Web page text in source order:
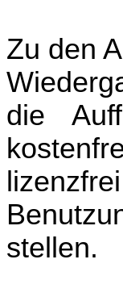
Zu den
die
stellen.